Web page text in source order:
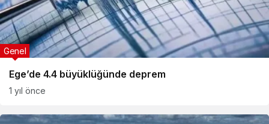
Ege’de 4.4 büyüklüğünde deprem
Genel
1 yıl önce